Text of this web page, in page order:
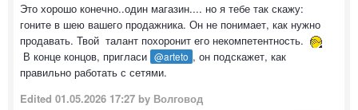
Это хорошо конечно..один магазин.... но я тебе так скажу:
гоните в шею вашего продажника. Он не понимает, как нужно
продавать. Твой талант похоронит его некомпетентность.
В конце концов, пригласи @arteto , он подскажет, как
правильно работать с сетями.
Edited 01.05.2026 17:27 by Волговод